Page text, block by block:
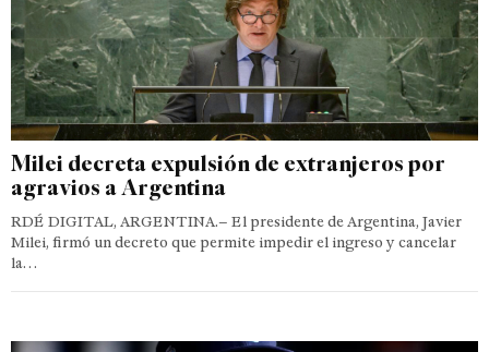
Milei decreta expulsión de extranjeros por
agravios a Argentina
RDÉ DIGITAL, ARGENTINA.– El presidente de Argentina, Javier
Milei, firmó un decreto que permite impedir el ingreso y cancelar
la…